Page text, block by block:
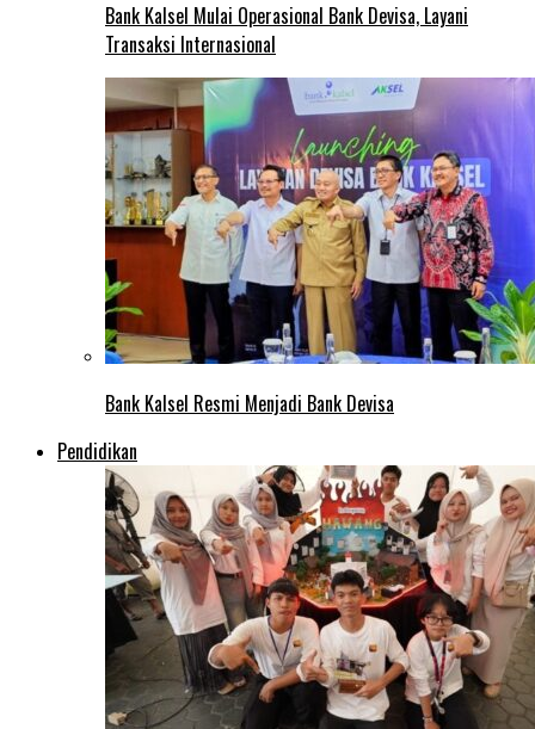
Bank Kalsel Mulai Operasional Bank Devisa, Layani
Transaksi Internasional
Bank Kalsel Resmi Menjadi Bank Devisa
Pendidikan